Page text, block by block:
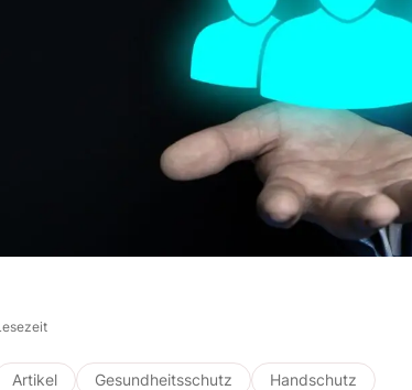
Artikel Gesundheitsschutz
Handschutz